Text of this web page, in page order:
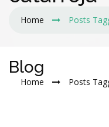
Home Posts
Blog
Home Posts